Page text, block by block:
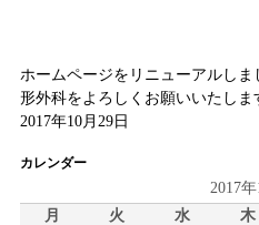
ホームページをリニューアルし
形外科をよろしくお願いいたしま
2017年10月29日
カレンダー
2017年
月
火 水 木